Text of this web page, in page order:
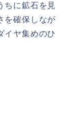
ちに鉱石を見
を確保しなが
イヤ集めのひ